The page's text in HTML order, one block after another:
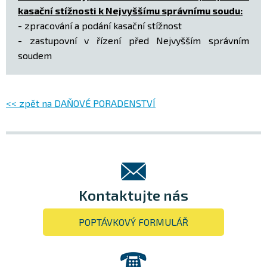
kasační stížnosti k Nejvyššímu správnímu soudu:
- zpracování a podání kasační stížnost
- zastupovní v řízení před Nejvyšším správním
soudem
<< zpět na DAŇOVÉ PORADENSTVÍ
Kontaktujte nás
POPTÁVKOVÝ FORMULÁŘ